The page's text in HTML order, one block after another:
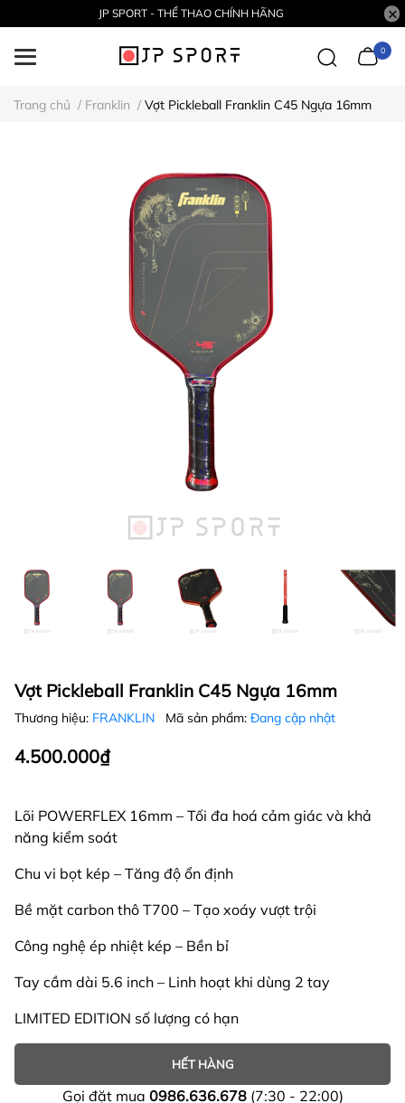
JP SPORT - THỂ THAO CHÍNH HÃNG
0
Trang chủ / Franklin / Vợt Pickleball Franklin C45 Ngựa 16mm
Vợt Pickleball Franklin C45 Ngựa 16mm
Thương hiệu: FRANKLIN Mã sản phẩm: Đang cập nhật
4.500.000₫
Lõi POWERFLEX 16mm – Tối đa hoá cảm giác và khả
năng kiểm soát
Chu vi bọt kép – Tăng độ ổn định
Bề mặt carbon thô T700 – Tạo xoáy vượt trội
Công nghệ ép nhiệt kép – Bền bỉ
Tay cầm dài 5.6 inch – Linh hoạt khi dùng 2 tay
LIMITED EDITION số lượng có hạn
HẾT HÀNG
Gọi đặt mua 0986.636.678(7:30 - 22:00)